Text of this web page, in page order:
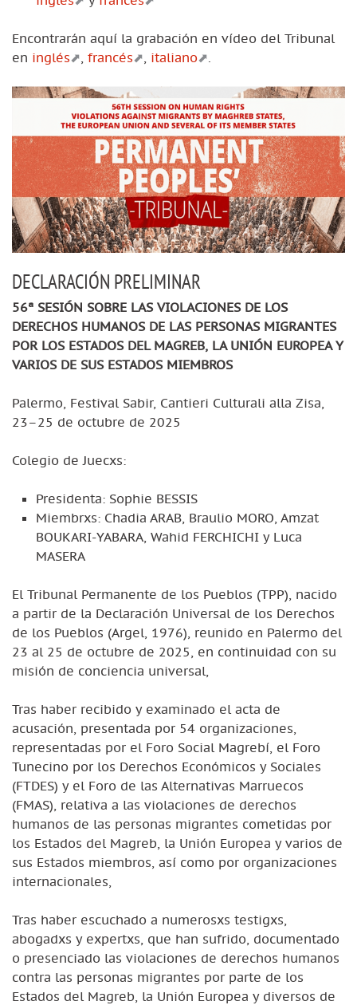
Encontrarán aquí la grabación en vídeo del Tribunal
en inglés francés italiano
DECLARACIÓN PRELIMINAR
56ª SESIÓN SOBRE LAS VIOLACIONES DE LOS
DERECHOS HUMANOS DE LAS PERSONAS MIGRANTES
POR LOS ESTADOS DEL MAGREB, LA UNIÓN EUROPEA Y
VARIOS DE SUS ESTADOS MIEMBROS
Palermo, Festival Sabir, Cantieri Culturali alla Zisa,
23–25 de octubre de 2025
Colegio de Juecxs:
Presidenta: Sophie BESSIS
Miembrxs: Chadia ARAB, Braulio MORO, Amzat
BOUKARI-YABARA, Wahid FERCHICHI y Luca
MASERA
El Tribunal Permanente de los Pueblos (TPP), nacido
a partir de la Declaración Universal de los Derechos
de los Pueblos (Argel, 1976), reunido en Palermo del
23 al 25 de octubre de 2025, en continuidad con su
misión de conciencia universal,
Tras haber recibido y examinado el acta de
acusación, presentada por 54 organizaciones,
representadas por el Foro Social Magrebí, el Foro
Tunecino por los Derechos Económicos y Sociales
(FTDES) y el Foro de las Alternativas Marruecos
(FMAS), relativa a las violaciones de derechos
humanos de las personas migrantes cometidas por
los Estados del Magreb, la Unión Europea y varios de
sus Estados miembros, así como por organizaciones
internacionales,
Tras haber escuchado a numerosxs testigxs,
abogadxs y expertxs, que han sufrido, documentado
o presenciado las violaciones de derechos humanos
contra las personas migrantes por parte de los
Estados del Magreb, la Unión Europea y diversos de